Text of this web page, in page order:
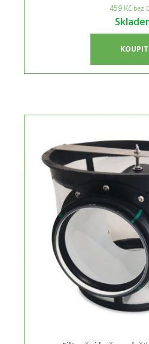
459 Kčbez
KOUPIT